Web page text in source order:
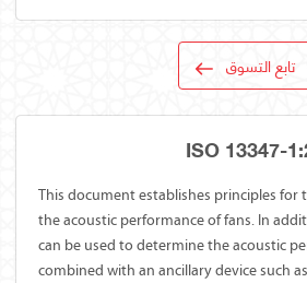
تابع التسوق
This document establishes principles
the acoustic performance of fans. In
can be used to determine the acoustic
combined with an ancillary device such